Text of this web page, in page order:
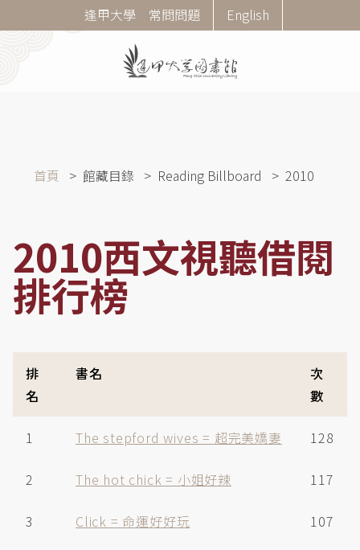
至
Corner
Menu
逢甲大學 常問問題 English
首頁 館藏目錄 Reading Billboard 2010
2010西文視聽借閱
排行榜
排
名
書名
次
數
1 The stepford wives = 超完美嬌妻 128
2 The hot chick = 小姐好辣 117
3 Click = 命運好好玩 107